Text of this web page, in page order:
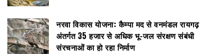
नरवा विकास योजना: कैम्पा मद से वनमंडल रायगढ़
अंतर्गत 35 हजार से अधिक भू-जल संरक्षण संबंधी
संरचनाओं का हो रहा निर्माण